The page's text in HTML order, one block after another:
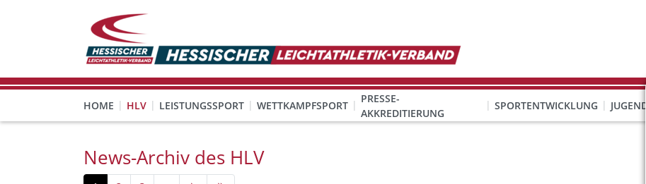
HOME HLV LEISTUNGSSPORT WETTKAMPFSPORT
PRESSE-
AKKREDITIERUNG
SPORTENTWICKLUNG JUGEND
News-Archiv des HLV